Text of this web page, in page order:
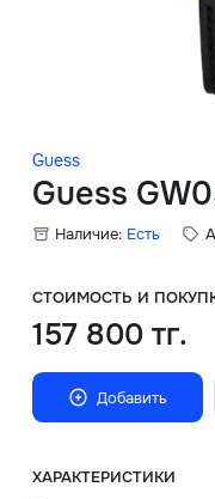
Guess
Guess
Наличие: Есть
СТОИМОСТЬ И
157 800 тг.
Добавить
ХАРАКТЕРИСТИКИ
О